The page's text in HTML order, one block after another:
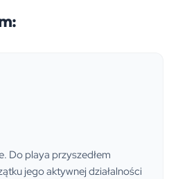
ta została poszerzona także o
Do playa przyszedłem
jego aktywnej działalności